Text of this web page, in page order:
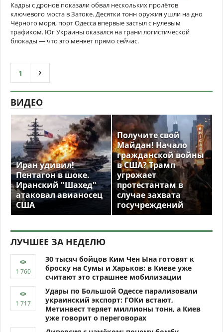
Кадры с дронов показали обвал нескольких пролётов
ключевого моста в Затоке. Десятки тонн оружия ушли на дно
Чёрного моря, порт Одесса впервые застыл с нулевым
трафиком. Юг Украины оказался на грани логистической
блокады — что это меняет прямо сейчас.
1
ВИДЕО
Иран удивил!
Пентагон в шоке.
Иранский "Шахед"
атаковал авианосец
США
Получите свой
Майдан! Начало
гражданской войны
в США? Трамп
угрожает
протестантам в
случае захвата
госучреждений
ЛУЧШЕЕ ЗА НЕДЕЛЮ
30 тысяч бойцов Ким Чен Ына готовят к
броску на Сумы и Харьков: в Киеве уже
считают это страшнее мобилизации
Удары по Большой Одессе парализовали
украинский экспорт: ГОКи встают,
Метинвест теряет миллионы тонн, а Киев
уже говорит о переговорах